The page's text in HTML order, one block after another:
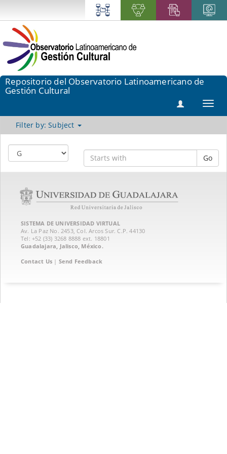
Repositorio del Observatorio Latinoamericano de
Gestión Cultural
Filter by: Subject
Go
SISTEMA DE UNIVERSIDAD VIRTUAL
Av. La Paz No. 2453, Col. Arcos Sur. C.P. 44130
Tel: +52 (33) 3268 8888‏ ext. 18801
Guadalajara, Jalisco, México.
Contact Us | Send Feedback